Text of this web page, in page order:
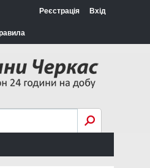
Реєстрація Вхід